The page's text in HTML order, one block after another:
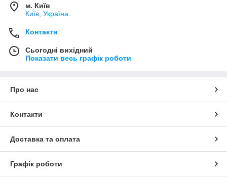
м. Київ
Київ, Україна
Контакти
Сьогодні вихідний
Показати весь графік роботи
Про нас
Контакти
Доставка та оплата
Графік роботи